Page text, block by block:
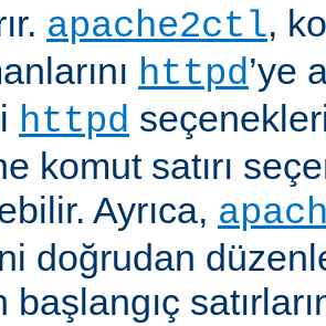
apache2ctl,
httpd’ye
httpd
komut satırı
Ayrıca,
doğrudan
başlangıç